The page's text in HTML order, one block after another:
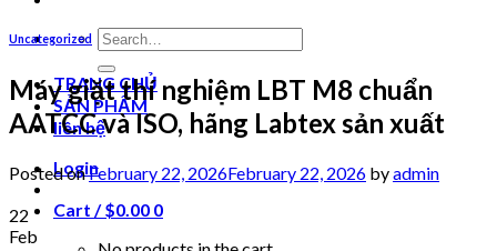
Search
for:
TRANG CHỦ
SẢN PHẨM
liên hệ
Login
Cart /$0.00 0
Uncategorized
Máy giặt thí nghiệm LBT M8 chuẩn
AATCC và ISO, hãng Labtex sản xuất
Posted onFebruary 22, 2026February 22, 2026 byadmin
22
Feb